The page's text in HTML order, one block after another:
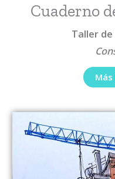
Cuaderno
Taller